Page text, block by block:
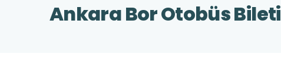
Ankara Bor Otobüs Bileti